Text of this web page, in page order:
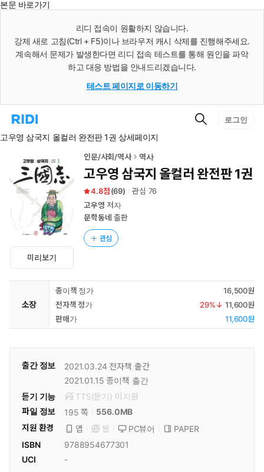
본문 바로가기
리디 접속이 원활하지 않습니다.
강제 새로 고침(Ctrl + F5)이나 브라우저 캐시 삭제를 진행해주세요.
계속해서 문제가 발생한다면 리디 접속 테스트를 통해 원인을 파악
하고 대응 방법을 안내드리겠습니다.
테스트 페이지로 이동하기
리
홈
검
로그인
고우영 삼국지 올컬러 완전판 1권 상세페이지
미리보기
인문/사회/역사 역사
고우영 삼국지 올컬러 완전판 1권
4.8 (69) 관심 76
고우영 저자
문학동네 출판
관심
소장
종이책 정가
16,500원
전자책 정가
29%↓ 11,600원
판매가
11,600원
출간 정보 2021.03.24 전자책 출간
2021.01.15 종이책 출간
듣기 기능
TTS(듣기) 미 지원
파일 정보
195 쪽
556.0MB
지원 환경
앱 웹 PC뷰어
PAPER
ISBN
9788954677301
UCI
-